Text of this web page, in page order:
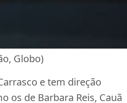
Globo)
e tem direção
os de Barbara Reis, Cauã